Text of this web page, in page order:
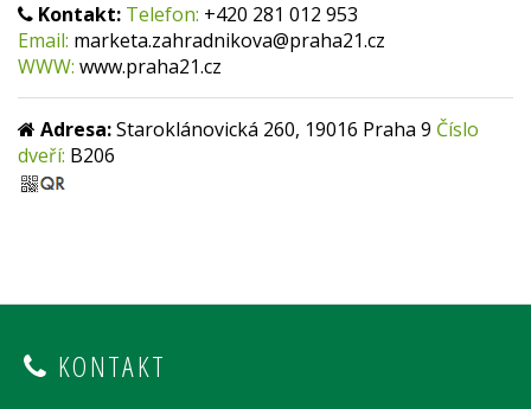
Kontakt: Telefon: +420 281 012 953
Email: marketa.zahradnikova@praha21.cz
WWW: www.praha21.cz
Adresa:Staroklánovická 260, 19016 Praha 9 Číslo
dveří: B206
KONTAKT